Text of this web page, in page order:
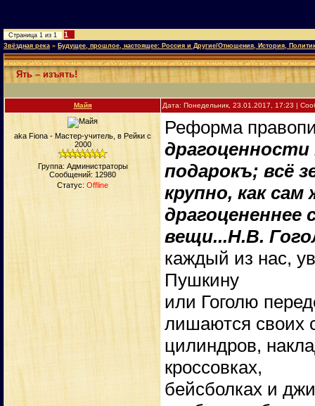
Страница 1 из 1 1
Звёздная река » Будущее, прошлое, настоящее: Россия и Другие/Отношения, История,
Ять – изъять!
Майя Дата: Понедельник, 23.01.2017, 17:23 |
aka Fiona - Мастер-учитель, в Рейки с
2000
Группа: Администраторы
Сообщений: 12980
Статус: Offline
Реформа
подарокъ; всё
крупно, как сам
драгоцененнее
вещи...Н.В.
каждый из нас,
Пушкину
или Гоголю
лишаются своих
цилиндров,
кроссовках,
бейсболках и